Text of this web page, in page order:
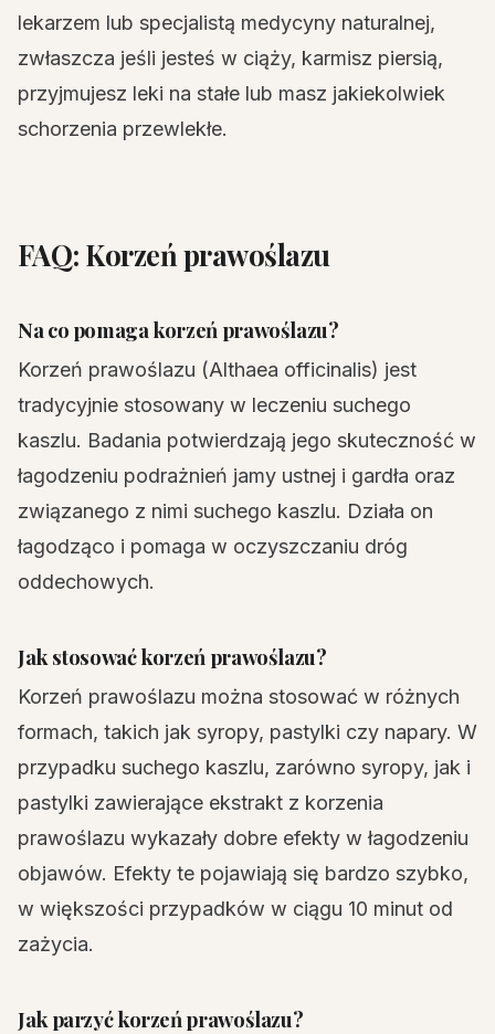
lekarzem lub specjalistą medycyny naturalnej,
zwłaszcza jeśli jesteś w ciąży, karmisz piersią,
przyjmujesz leki na stałe lub masz jakiekolwiek
schorzenia przewlekłe.
FAQ: Korzeń prawoślazu
Na co pomaga korzeń prawoślazu?
Korzeń prawoślazu (Althaea officinalis) jest
tradycyjnie stosowany w leczeniu suchego
kaszlu. Badania potwierdzają jego skuteczność w
łagodzeniu podrażnień jamy ustnej i gardła oraz
związanego z nimi suchego kaszlu. Działa on
łagodząco i pomaga w oczyszczaniu dróg
oddechowych.
Jak stosować korzeń prawoślazu?
Korzeń prawoślazu można stosować w różnych
formach, takich jak syropy, pastylki czy napary. W
przypadku suchego kaszlu, zarówno syropy, jak i
pastylki zawierające ekstrakt z korzenia
prawoślazu wykazały dobre efekty w łagodzeniu
objawów. Efekty te pojawiają się bardzo szybko,
w większości przypadków w ciągu 10 minut od
zażycia.
Jak parzyć korzeń prawoślazu?